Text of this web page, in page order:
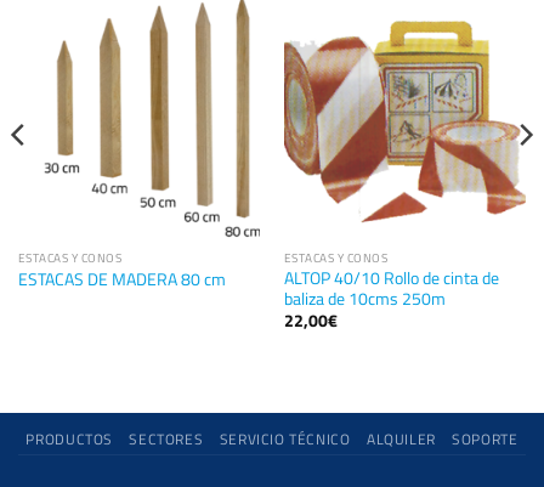
ESTACAS Y CONOS
ESTACAS DE MADERA 80 cm
ESTACAS Y CONOS
ALTOP 40/10 Rollo de cinta de
baliza de 10cms 250m
22,00€
PRODUCTOS SECTORES SERVICIO TÉCNICO ALQUILER SOPORTE